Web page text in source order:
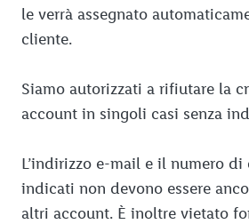
le verrà assegnato
cliente.
Siamo autorizzati a rifiutare la
account in singoli casi senza
L’indirizzo e-mail e il numero
indicati non devono essere
altri account. È inoltre vietato